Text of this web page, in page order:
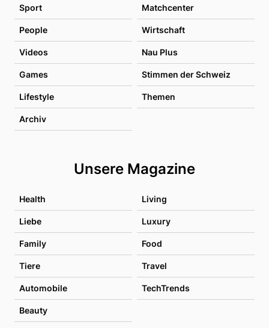
Sport Matchcenter
People Wirtschaft
Videos Nau Plus
Games Stimmen der Schweiz
Lifestyle Themen
Archiv
Unsere Magazine
Health Living
Liebe Luxury
Family Food
Tiere Travel
Automobile TechTrends
Beauty